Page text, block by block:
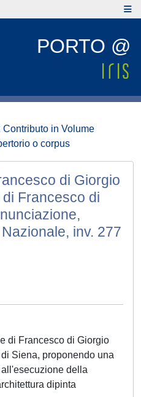
PORTO @
Contributo in Volume
o corpus
di Giorgio
Francesco di
inv. 277
di Francesco di Giorgio
Siena, proponendo una
della
dipinta